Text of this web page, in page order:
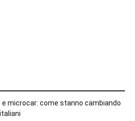
e microcar: come stanno cambiando